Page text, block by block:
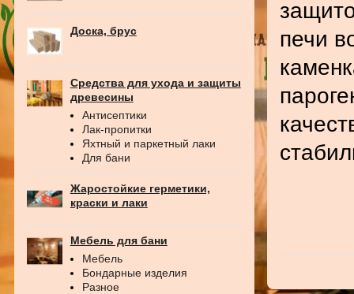
Доска, брус
Средства для ухода и защиты
древесины
Антисептики
Лак-пропитки
Яхтный и паркетный лаки
Для бани
Жаростойкие герметики,
краски и лаки
Мебель для бани
Мебель
Бондарные изделия
Разное
печи